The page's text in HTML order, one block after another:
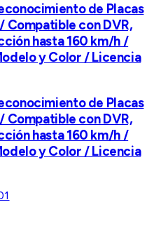
de Placas
Compatible con DVR,
hasta 160 km/h /
y Color / Licencia
de Placas
Compatible con DVR,
hasta 160 km/h /
y Color / Licencia